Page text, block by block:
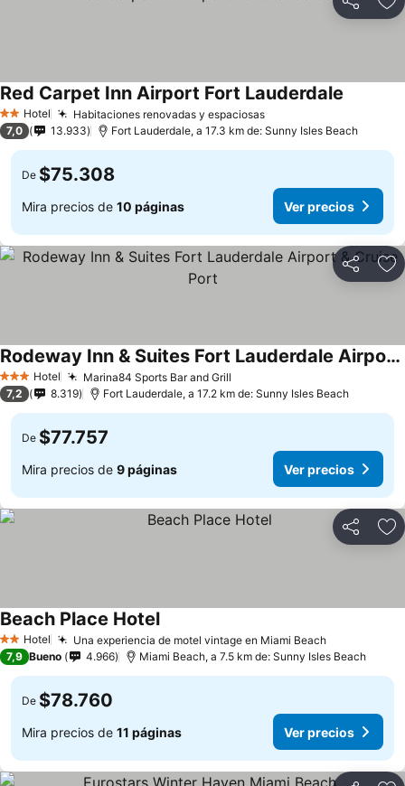
Compartir
2 Estrellas
Hotel Habitaciones renovadas y espaciosas
Red Carpet Inn Airport Fort Lauderdale
7,0 13.933 Fort Lauderdale, a 17.3 km de: Sunny Isles Beach
De $75.308
Mira precios de 10 páginas Ver precios
Compartir
3 Estrellas
Hotel Marina84 Sports Bar and Grill
Rodeway Inn & Suites Fort Lauderdale Airport & Cruise Port
7,2 8.319 Fort Lauderdale, a 17.2 km de: Sunny Isles Beach
De $77.757
Mira precios de 9 páginas Ver precios
Compartir
2 Estrellas
Hotel Una experiencia de motel vintage en Miami Beach
Beach Place Hotel
7,9 Bueno 4.966 Miami Beach, a 7.5 km de: Sunny Isles Beach
De $78.760
Mira precios de 11 páginas Ver precios